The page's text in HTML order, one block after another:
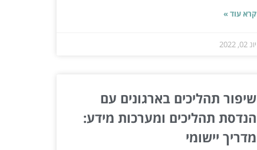
קרא עוד »
יונ 02, 2022
שיפור תהליכים בארגונים עם
הנדסת תהליכים ומערכות מידע:
מדריך יישומי